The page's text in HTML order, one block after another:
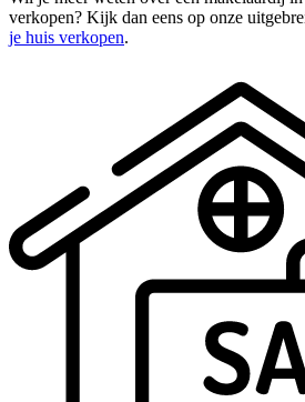
verkopen? Kijk dan eens op onze
je huis verkopen.